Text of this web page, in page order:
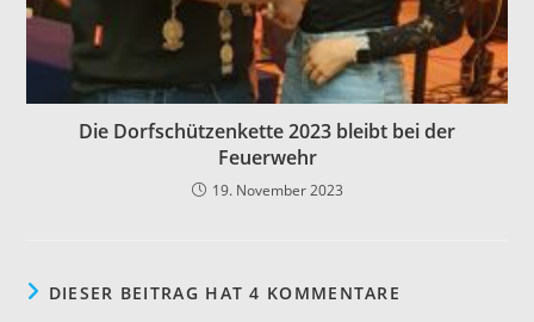
Die Dorfschützenkette 2023 bleibt bei der
Feuerwehr
19. November 2023
DIESER BEITRAG HAT 4 KOMMENTARE